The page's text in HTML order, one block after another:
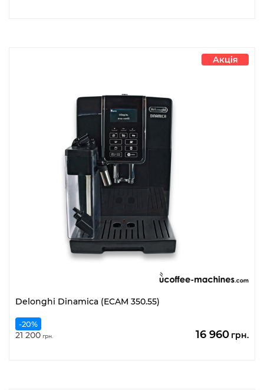
Delonghi Dinamica (ECAM 350.55)
Акція
-20%
21 200 грн. 16 960 грн.